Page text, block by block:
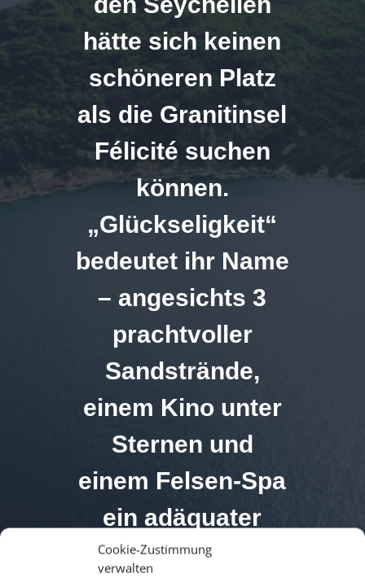
Cookie-Zustimmung
verwalten
hätte sich keinen
schöneren Platz
als die Granitinsel
Félicité suchen
können.
„Glückseligkeit“
bedeutet ihr Name
– angesichts 3
prachtvoller
Sandstrände,
einem Kino unter
Sternen und
einem Felsen-Spa
ein adäquater
Name.